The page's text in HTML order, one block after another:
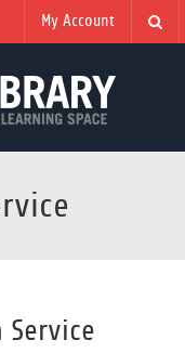
My Account